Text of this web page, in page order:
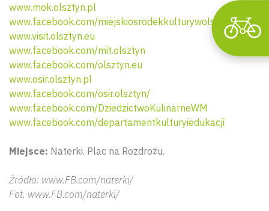
www.mok.olsztyn.pl
www.facebook.com/miejskiosrodekkulturywolsztynie/
www.visit.olsztyn.eu
www.facebook.com/mit.olsztyn
www.facebook.com/olsztyn.eu
www.osir.olsztyn.pl
www.facebook.com/osir.olsztyn/
www.facebook.com/DziedzictwoKulinarneWM
www.facebook.com/departamentkulturyiedukacji
Miejsce: Naterki. Plac na Rozdrożu.
Źródło: www.FB.com/naterki/
Fot. www.FB.com/naterki/